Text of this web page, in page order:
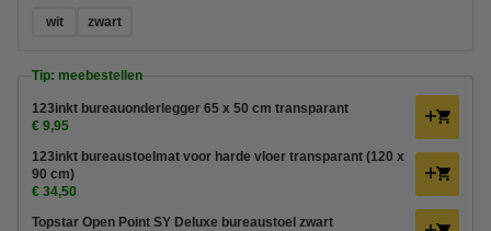
wit zwart
Tip: meebestellen
123inkt bureauonderlegger 65 x 50 cm transparant
€ 9,95
123inkt bureaustoelmat voor harde vloer transparant (120 x
90 cm)
€ 34,50
Topstar Open Point SY Deluxe bureaustoel zwart